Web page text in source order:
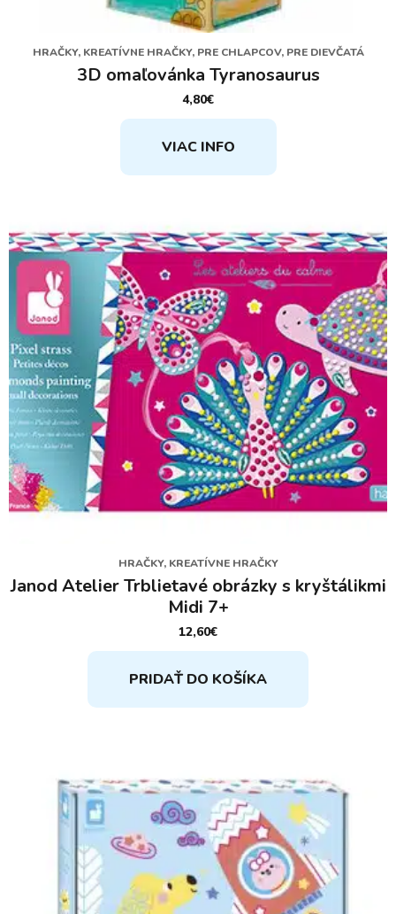
HRAČKY, KREATÍVNE HRAČKY, PRE CHLAPCOV, PRE DIEVČATÁ
3D omaľovánka Tyranosaurus
4,80€
VIAC INFO
HRAČKY, KREATÍVNE HRAČKY
Janod Atelier Trblietavé obrázky s kryštálikmi
Midi 7+
12,60€
PRIDAŤ DO KOŠÍKA